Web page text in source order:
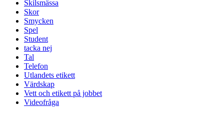
Skilsmässa
Skor
Smycken
Spel
Student
tacka nej
Tal
Telefon
Utlandets etikett
Värdskap
Vett och etikett på jobbet
Videofråga